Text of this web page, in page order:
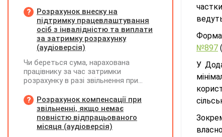
Форма
№897
У
місцем роботи та за сумісництвом,
чи рахується це як два роботодавці?
Розрахунок внеску на
підтримку працевлаштування
осіб з інвалідністю та виплати
за затримку розрахунку
(аудіоверсія)
Чи береться сума, нарахована
працівнику за час затримки
розрахунку в разі звільнення при
заробітної плати (винагороди), для
розрахунку внеску на підтримку
працевлаштування осіб з
інвалідністю?
Розрахунок компенсації при
звільненні, якщо немає
повністю відпрацьованого
місяця (аудіоверсія)